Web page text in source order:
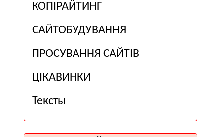
КОПІРАЙТИНГ
САЙТОБУДУВАННЯ
ПРОСУВАННЯ САЙТІВ
ЦІКАВИНКИ
Тексты